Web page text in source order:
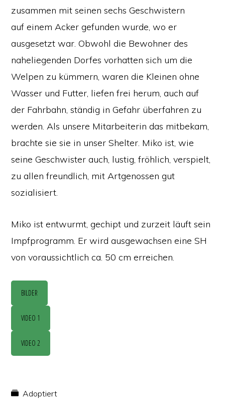
zusammen mit seinen sechs Geschwistern
auf einem Acker gefunden wurde, wo er
ausgesetzt war. Obwohl die Bewohner des
naheliegenden Dorfes vorhatten sich um die
Welpen zu kümmern, waren die Kleinen ohne
Wasser und Futter, liefen frei herum, auch auf
der Fahrbahn, ständig in Gefahr überfahren zu
werden. Als unsere Mitarbeiterin das mitbekam,
brachte sie sie in unser Shelter. Miko ist, wie
seine Geschwister auch, lustig, fröhlich, verspielt,
zu allen freundlich, mit Artgenossen gut
sozialisiert.
Miko ist entwurmt, gechipt und zurzeit läuft sein
Impfprogramm. Er wird ausgewachsen eine SH
von voraussichtlich ca. 50 cm erreichen.
BILDER
VIDEO 1
VIDEO 2
Adoptiert